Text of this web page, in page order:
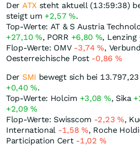
Der ATX steht aktuell (13:59:38)
steigt um +2,57%.
Top-Werte: AT & S Austria
+27,10 %, PORR +6,80 %, Lenzing
Flop-Werte: OMV -3,74%,
Oesterreichische Post -0,86 %
Der SMI bewegt sich bei 13.797,23
+0,40%.
Top-Werte: Holcim +3,08 %, Sika
+2,09%
Flop-Werte: Swisscom -2,23 %,
International -1,58%, Roche
Participation Cert -1,02 %